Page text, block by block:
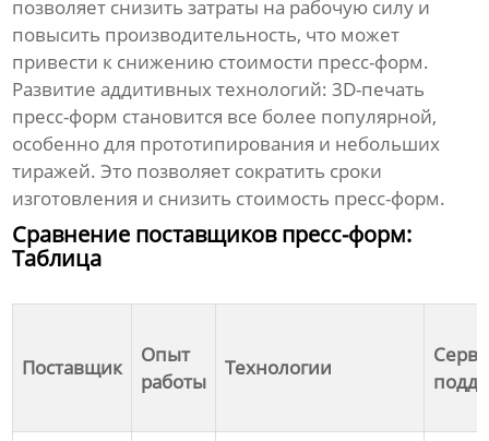
позволяет снизить затраты на рабочую силу и
повысить производительность, что может
привести к снижению стоимости пресс-форм.
Развитие аддитивных технологий: 3D-печать
пресс-форм становится все более популярной,
особенно для прототипирования и небольших
тиражей. Это позволяет сократить сроки
изготовления и снизить стоимость пресс-форм.
Сравнение поставщиков пресс-форм:
Таблица
Поставщик
Опыт
работы
Технологии